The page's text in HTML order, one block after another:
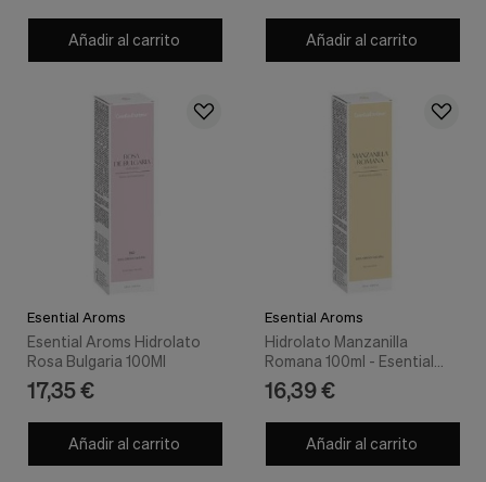
Añadir al carrito Añadir al carrito
Esential Aroms
Esential Aroms Hidrolato
Rosa Bulgaria 100Ml
17,35 €
Añadir al carrito
Esential Aroms
Hidrolato Manzanilla
Romana 100ml - Esential
Aroms
16,39 €
Añadir al carrito